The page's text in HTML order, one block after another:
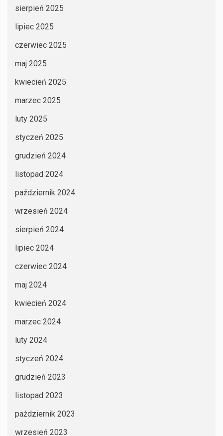
sierpień 2025
lipiec 2025
czerwiec 2025
maj 2025
kwiecień 2025
marzec 2025
luty 2025
styczeń 2025
grudzień 2024
listopad 2024
październik 2024
wrzesień 2024
sierpień 2024
lipiec 2024
czerwiec 2024
maj 2024
kwiecień 2024
marzec 2024
luty 2024
styczeń 2024
grudzień 2023
listopad 2023
październik 2023
wrzesień 2023